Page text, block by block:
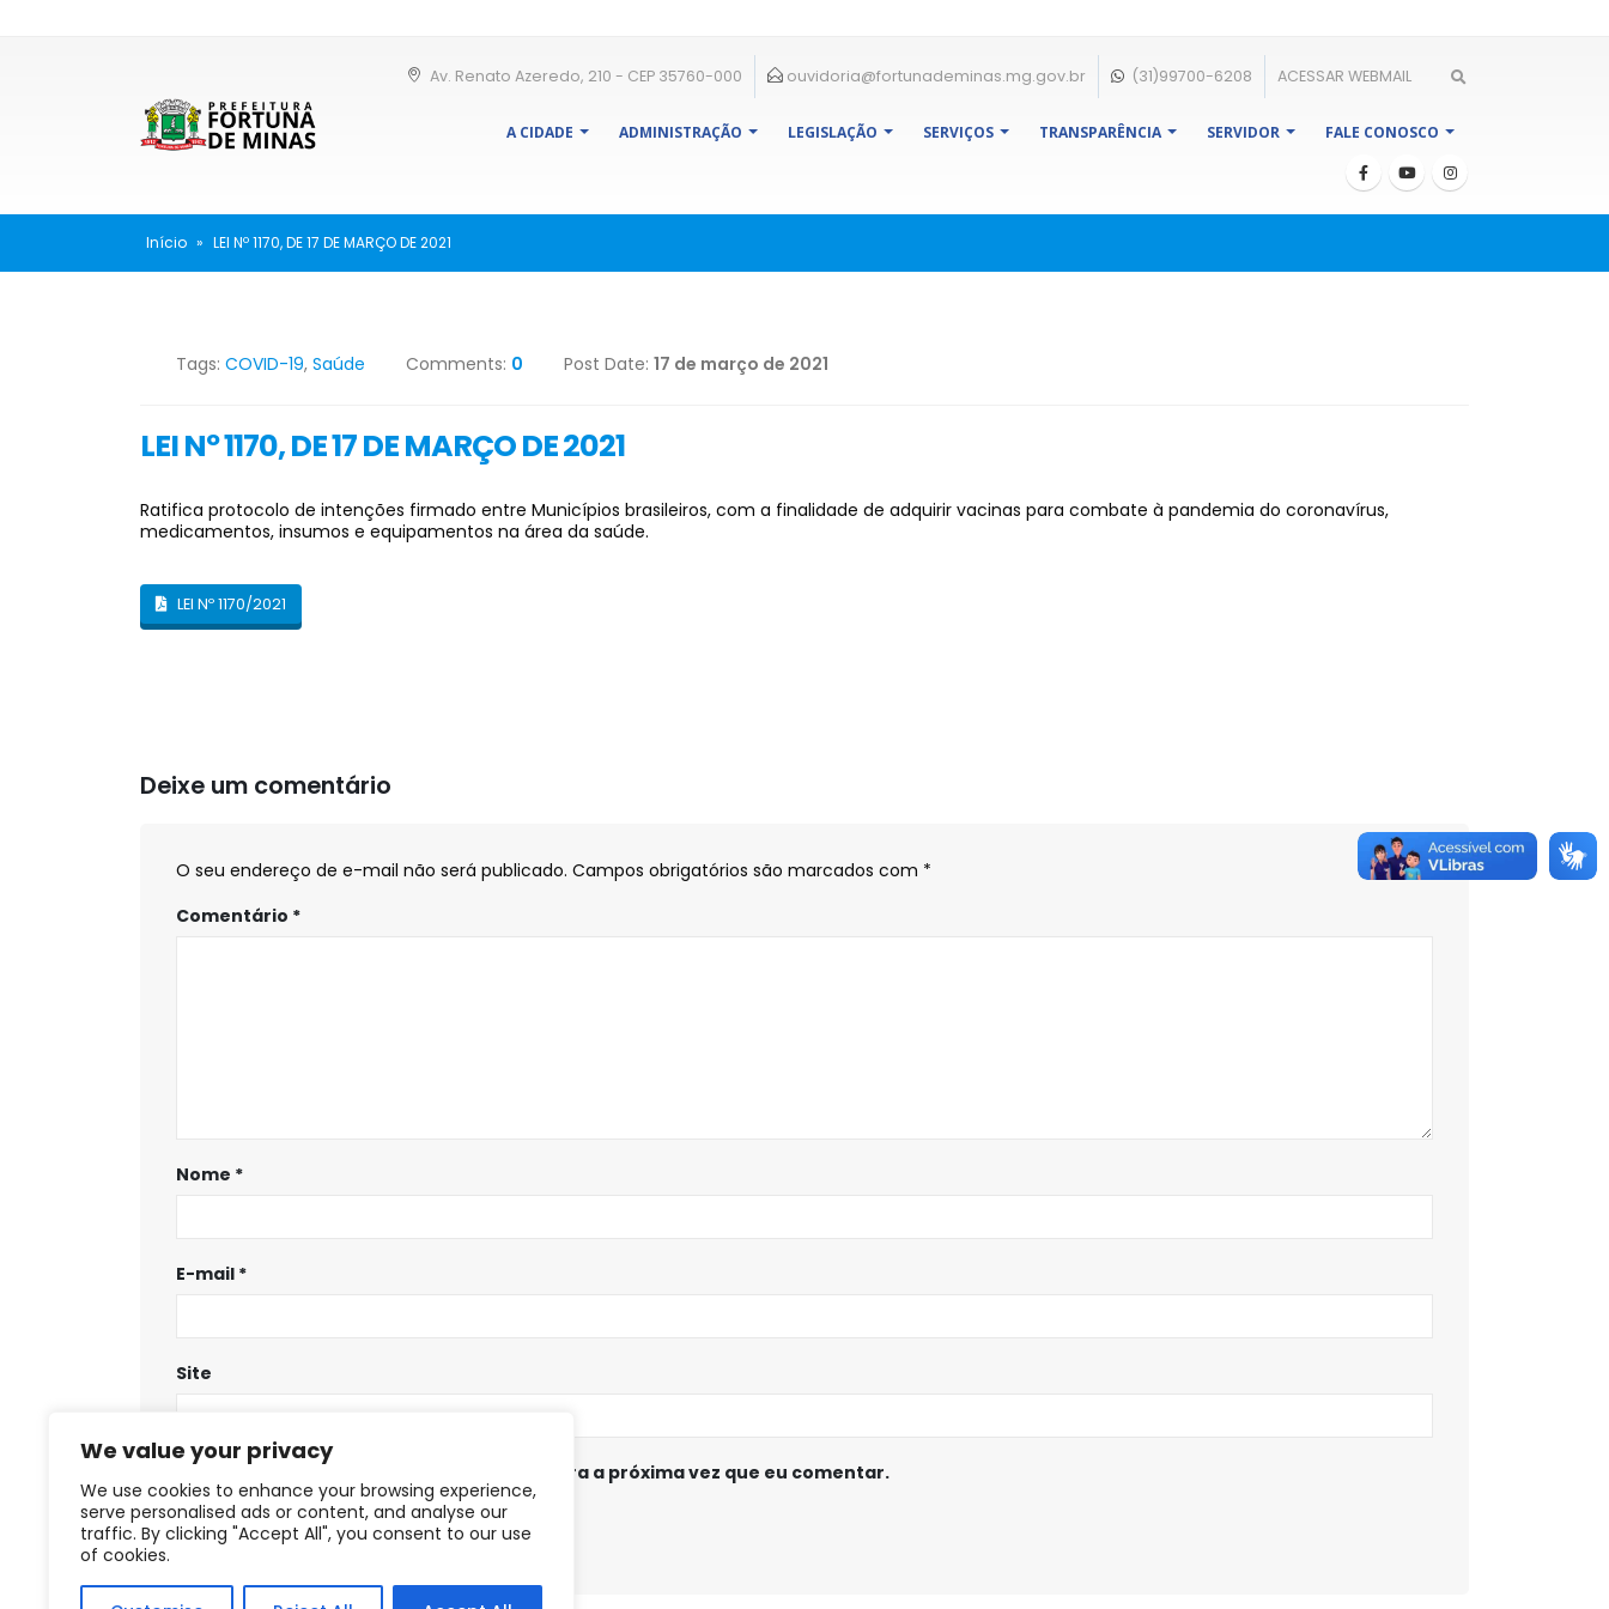
We value your privacy
We use cookies to enhance your browsing experience,
serve personalised ads or content, and analyse our
traffic. By clicking "Accept All", you consent to our use
of cookies.
Av. Renato Azeredo, 210 - CEP 35760-000 ouvidoria@fortunademinas.mg.gov.br (31)99700-6208 ACESSAR WEBMAIL
A CIDADE ADMINISTRAÇÃO LEGISLAÇÃO SERVIÇOS TRANSPARÊNCIA SERVIDOR FALE CONOSCO
Início » LEI Nº 1170, DE 17 DE MARÇO DE 2021
Tags: COVID-19, Saúde Comments: 0 Post Date: 17 de março de 2021
LEI Nº 1170, DE 17 DE MARÇO DE 2021
Ratifica protocolo de intenções firmado entre Municípios brasileiros, com a finalidade de adquirir vacinas para combate à pandemia do coronavírus,
medicamentos, insumos e equipamentos na área da saúde.
LEI Nº 1170/2021
Deixe um comentário
O seu endereço de e-mail não será publicado. Campos obrigatórios são marcados com *
Comentário *
Nome *
E-mail *
Site
Salvar meus dados neste navegador para a próxima vez que eu comentar.